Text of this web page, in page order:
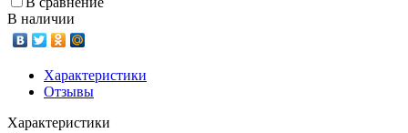
В наличии
Характеристики
Отзывы
Характеристики